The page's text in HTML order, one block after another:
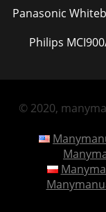
Panasonic
Philips
© 2020,